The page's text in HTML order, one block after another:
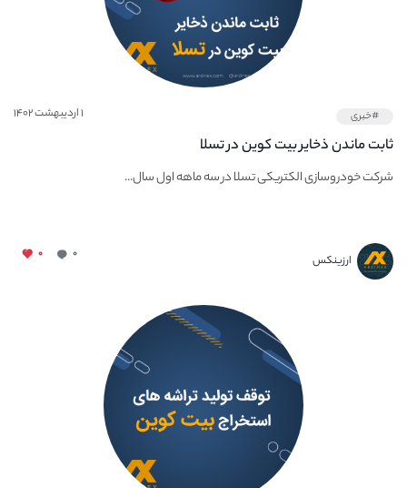
#خبری ۱ اردیبهشت ۱۴۰۲
ثابت ماندن ذخایر بیت کوین در تسلا
شرکت خودروسازی الکتریکی تسلا در سه ماهه اول سال...
ارزینکس ۰ ۰